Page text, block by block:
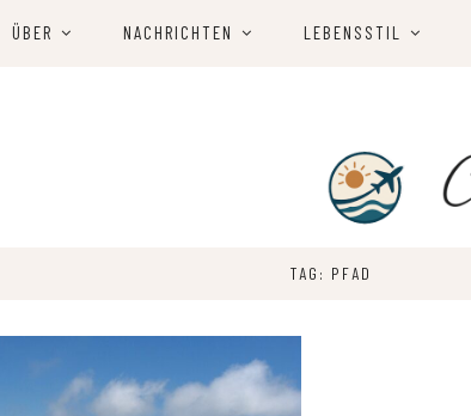
ÜBER NACHRICHTEN LEBENSSTIL
TAG: PFAD